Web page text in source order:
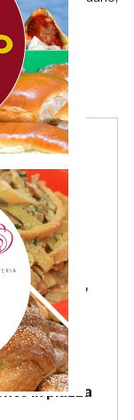
che
notizie e
di
Massi,
i meriti
6
in piazza